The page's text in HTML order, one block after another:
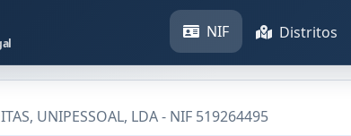
NIF Distritos
UNIPESSOAL, LDA - NIF 519264495